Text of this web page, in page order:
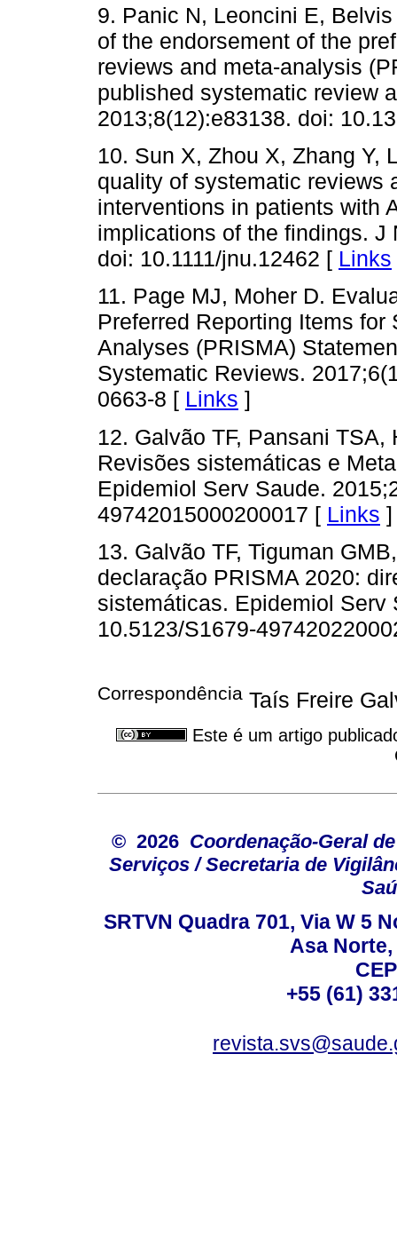
9. Panic N, Leoncini E,
of the endorsement of the
reviews and meta-analysis
published systematic review
2013;8(12):e83138. doi:
10. Sun X, Zhou X, Zhang Y,
quality of systematic reviews
interventions in patients with
implications of the findings. J
doi: 10.1111/jnu.12462 [ Links
11. Page MJ, Moher D.
Preferred Reporting Items
Analyses (PRISMA)
Systematic Reviews.
0663-8 [ Links ]
12. Galvão TF, Pansani
Revisões sistemáticas e
Epidemiol Serv Saude.
49742015000200017 [ Links ]
13. Galvão TF, Tiguman
declaração PRISMA 2020:
sistemáticas. Epidemiol Serv
10.5123/S1679-
Correspondência Taís Freire
Este é um artigo
© 2026 Coordenação-Geral
Serviços / Secretaria de
SRTVN Quadra 701, Via W 5
Asa
+55 (61)